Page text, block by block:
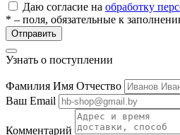
Даю согласие на обработку
* – поля, обязательные к
Отправить
Узнать о поступлении
Фамилия Имя Отчество
Ваш Email
Комментарий